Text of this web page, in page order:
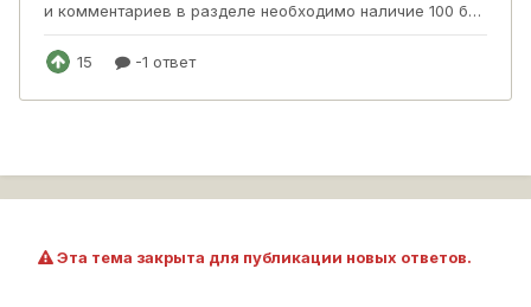
Эта тема закрыта для публикации новых ответов.